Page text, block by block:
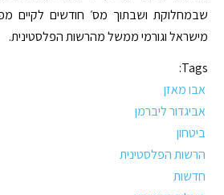
שבמחלוקת ושבתוך מס׳ חודשים לקיים
מישראל וגורמי ממשל מהרשות הפלסטינית.
Tags:
אבו מאזן
אביגדור ליברמן
ביטחון
הרשות הפלסטינית
חדשות